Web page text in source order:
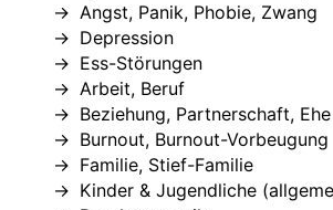
Angst, Panik, Phobie, Zwang
Depression
Ess-Störungen
Arbeit, Beruf
Beziehung, Partnerschaft, Ehe
Burnout, Burnout-Vorbeugung
Familie, Stief-Familie
Kinder & Jugendliche